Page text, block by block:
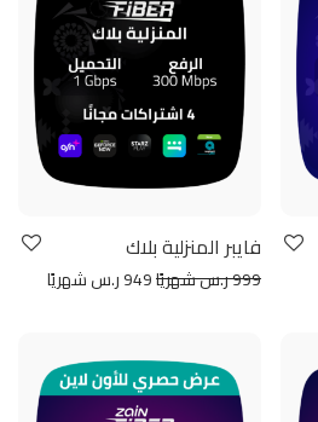
فايبر المنزلية بلاك
999 ر.س شهريًا